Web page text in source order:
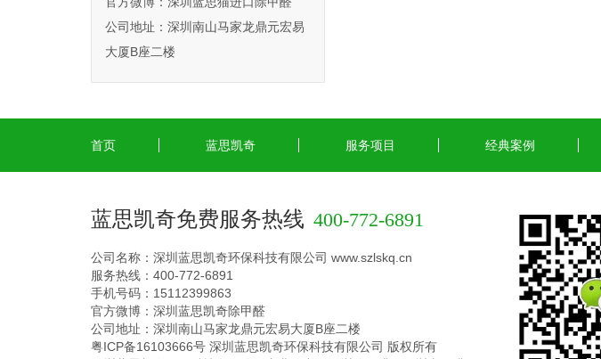
公司地址：深圳南山马家龙鼎元宏易
大厦B座二楼
首页 蓝思凯奇 服务项目 经典案例
蓝思凯奇免费服务热线 400-772-6891
公司名称：深圳蓝思凯奇环保科技有限公司 www.szlskq.cn
服务热线：400-772-6891
手机号码：15112399863
官方微博：深圳蓝思凯奇除甲醛
公司地址：深圳南山马家龙鼎元宏易大厦B座二楼
粤ICP备16103666号 深圳蓝思凯奇环保科技有限公司 版权所有